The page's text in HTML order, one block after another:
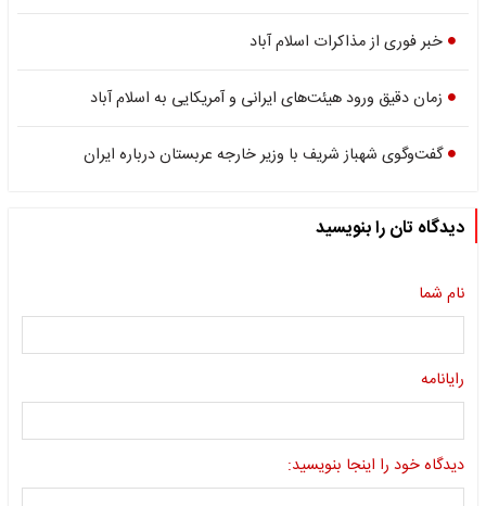
خبر فوری از مذاکرات اسلام آباد
زمان دقیق ورود هیئت‌های ایرانی و آمریکایی به اسلام آباد
گفت‌وگوی شهباز شریف با وزیر خارجه عربستان درباره ایران
دیدگاه تان را بنویسید
نام شما
رایانامه
دیدگاه خود را اینجا بنویسید: